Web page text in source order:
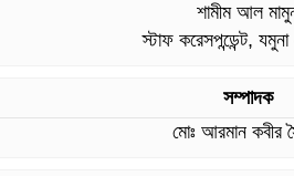
শামীম আল
স্টাফ করেসপন্ডেন্ট, যমুনা
সম্পাদক
মোঃ আরমান কবীর